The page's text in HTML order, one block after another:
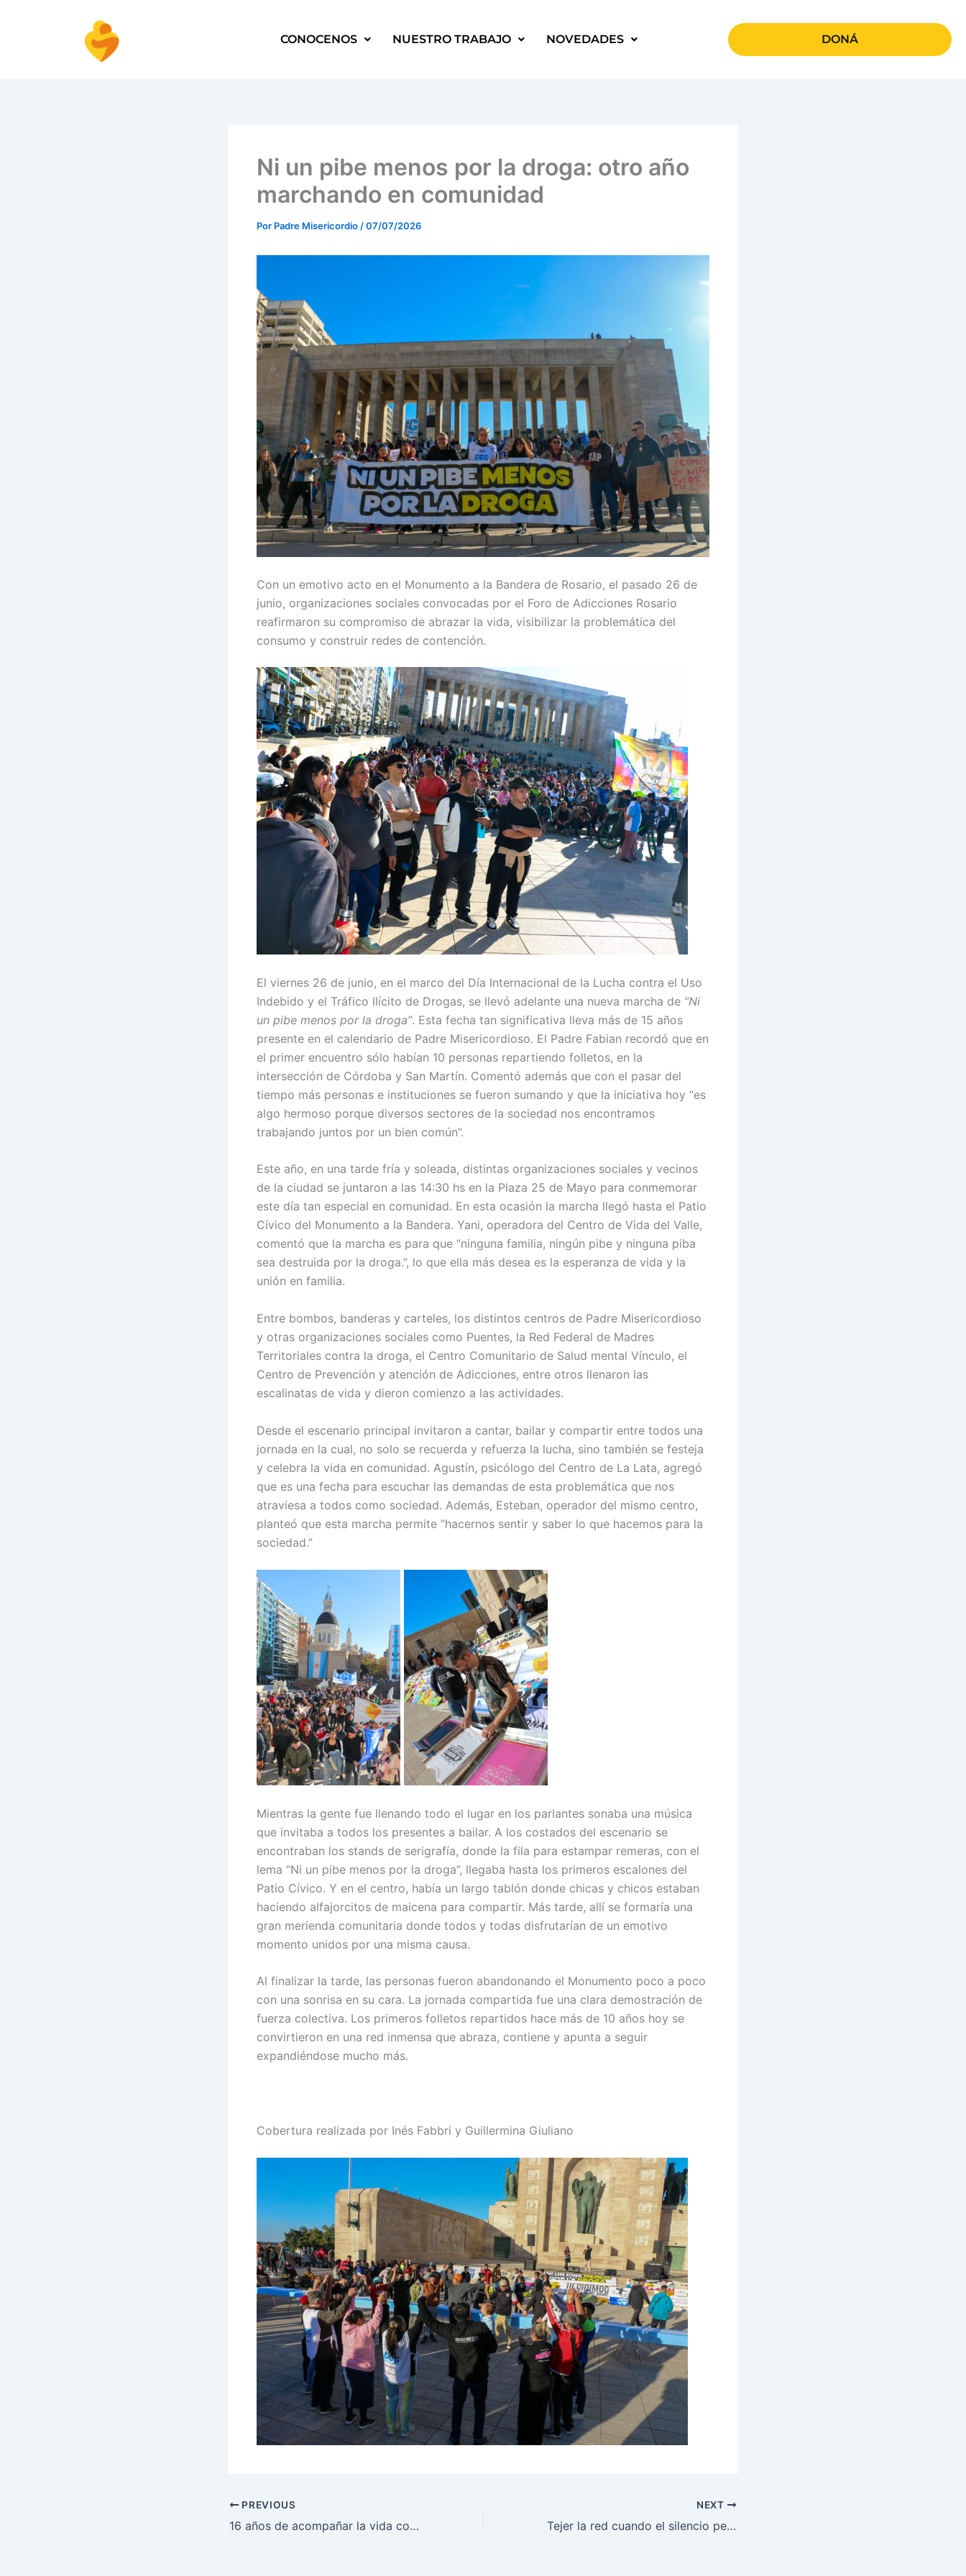
CONOCENOS NUESTRO TRABAJO NOVEDADES DONÁ
Ni un pibe menos por la droga: otro año
marchando en comunidad
Por Padre Misericordio /07/07/2026
Con un emotivo acto en el Monumento a la Bandera de Rosario, el pasado 26 de
junio, organizaciones sociales convocadas por el Foro de Adicciones Rosario
reafirmaron su compromiso de abrazar la vida, visibilizar la problemática del
consumo y construir redes de contención.
El viernes 26 de junio, en el marco del Día Internacional de la Lucha contra el Uso
Indebido y el Tráfico Ilícito de Drogas, se llevó adelante una nueva marcha de “Ni
un pibe menos por la droga”. Esta fecha tan significativa lleva más de 15 años
presente en el calendario de Padre Misericordioso. El Padre Fabian recordó que en
el primer encuentro sólo habían 10 personas repartiendo folletos, en la
intersección de Córdoba y San Martín. Comentó además que con el pasar del
tiempo más personas e instituciones se fueron sumando y que la iniciativa hoy “es
algo hermoso porque diversos sectores de la sociedad nos encontramos
trabajando juntos por un bien común”.
Este año, en una tarde fría y soleada, distintas organizaciones sociales y vecinos
de la ciudad se juntaron a las 14:30 hs en la Plaza 25 de Mayo para conmemorar
este día tan especial en comunidad. En esta ocasión la marcha llegó hasta el Patio
Cívico del Monumento a la Bandera. Yani, operadora del Centro de Vida del Valle,
comentó que la marcha es para que “ninguna familia, ningún pibe y ninguna piba
sea destruida por la droga.”, lo que ella más desea es la esperanza de vida y la
unión en familia.
Entre bombos, banderas y carteles, los distintos centros de Padre Misericordioso
y otras organizaciones sociales como Puentes, la Red Federal de Madres
Territoriales contra la droga, el Centro Comunitario de Salud mental Vínculo, el
Centro de Prevención y atención de Adicciones, entre otros llenaron las
escalinatas de vida y dieron comienzo a las actividades.
Desde el escenario principal invitaron a cantar, bailar y compartir entre todos una
jornada en la cual, no solo se recuerda y refuerza la lucha, sino también se festeja
y celebra la vida en comunidad. Agustín, psicólogo del Centro de La Lata, agregó
que es una fecha para escuchar las demandas de esta problemática que nos
atraviesa a todos como sociedad. Además, Esteban, operador del mismo centro,
planteó que esta marcha permite “hacernos sentir y saber lo que hacemos para la
sociedad.”
Mientras la gente fue llenando todo el lugar en los parlantes sonaba una música
que invitaba a todos los presentes a bailar. A los costados del escenario se
encontraban los stands de serigrafía, donde la fila para estampar remeras, con el
lema “Ni un pibe menos por la droga”, llegaba hasta los primeros escalones del
Patio Cívico. Y en el centro, había un largo tablón donde chicas y chicos estaban
haciendo alfajorcitos de maicena para compartir. Más tarde, allí se formaría una
gran merienda comunitaria donde todos y todas disfrutarían de un emotivo
momento unidos por una misma causa.
Al finalizar la tarde, las personas fueron abandonando el Monumento poco a poco
con una sonrisa en su cara. La jornada compartida fue una clara demostración de
fuerza colectiva. Los primeros folletos repartidos hace más de 10 años hoy se
convirtieron en una red inmensa que abraza, contiene y apunta a seguir
expandiéndose mucho más.
Cobertura realizada por Inés Fabbri y Guillermina Giuliano
PREVIOUS
16 años de acompañar la vida como viene: Padre Misericordioso festejó un nuevo aniversario
NEXT
Tejer la red cuando el silencio pesa: el espacio que abraza a las familias en la Iglesia Buen Pastor